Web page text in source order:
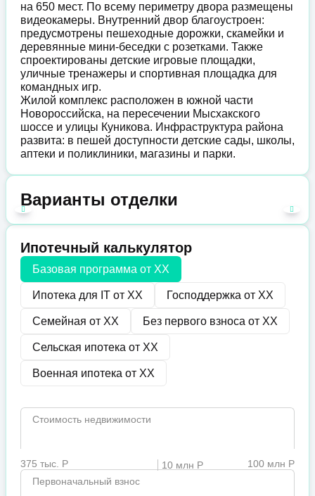
на 650 мест. По всему периметру двора размещены
видеокамеры. Внутренний двор благоустроен:
предусмотрены пешеходные дорожки, скамейки и
деревянные мини-беседки с розетками. Также
спроектированы детские игровые площадки,
уличные тренажеры и спортивная площадка для
командных игр.
Жилой комплекс расположен в южной части
Новороссийска, на пересечении Мысхакского
шоссе и улицы Куникова. Инфраструктура района
развита: в пешей доступности детские сады, школы,
аптеки и поликлиники, магазины и парки.
Варианты отделки
Ипотечный калькулятор
Базовая программа от XX
Ипотека для IT от XX Господдержка от XX
Семейная от XX Без первого взноса от XX
Сельская ипотека от XX
Военная ипотека от XX
Стоимость недвижимости
375 тыс. Р 10 млн Р
100 млн Р
Первоначальный взнос